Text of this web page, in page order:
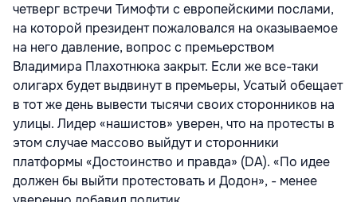
четверг встречи Тимофти с европейскими послами,
на которой президент пожаловался на оказываемое
на него давление, вопрос с премьерством
Владимира Плахотнюка закрыт. Если же все-таки
олигарх будет выдвинут в премьеры, Усатый обещает
в тот же день вывести тысячи своих сторонников на
улицы. Лидер «нашистов» уверен, что на протесты в
этом случае массово выйдут и сторонники
платформы «Достоинство и правда» (DA). «По идее
должен бы выйти протестовать и Додон», - менее